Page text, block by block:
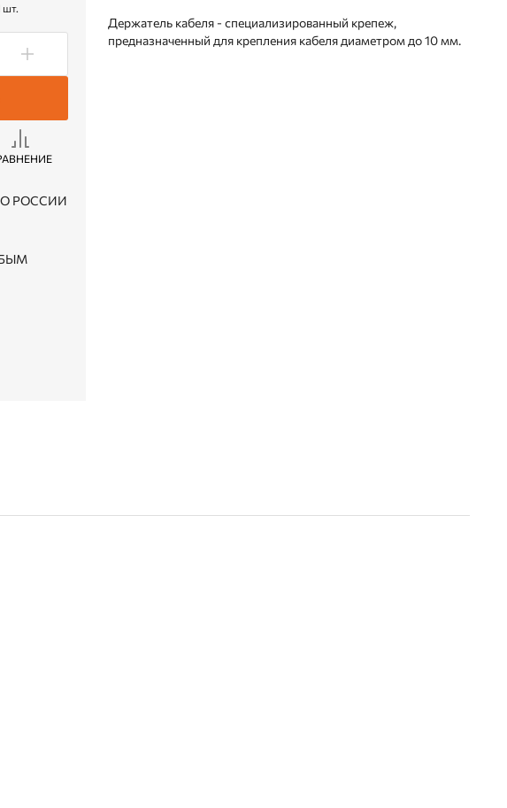
Держатель кабеля - специализированный крепеж,
предназначенный для крепления кабеля диаметром до 10 мм.
шт.
РОССИИ